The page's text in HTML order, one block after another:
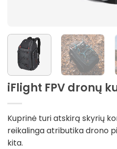
iFlight FPV dronų
Kuprinė turi atskirą skyrių
reikalinga atributika drono
kita.